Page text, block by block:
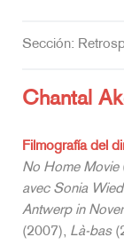
Sección:
Chantal
Filmografía del
No Home Movie
avec Sonia
Antwerp in
(2007), Là-bas